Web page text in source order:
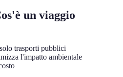
un viaggio
trasporti pubblici
l'impatto ambientale